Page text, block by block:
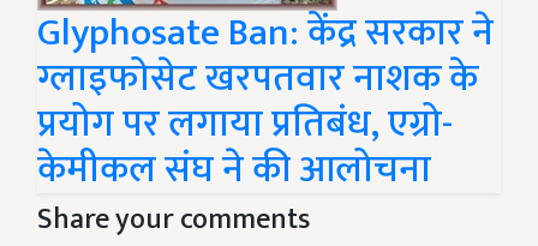
Glyphosate Ban: केंद्र सरकार ने
ग्लाइफोसेट खरपतवार नाशक के
प्रयोग पर लगाया प्रतिबंध, एग्रो-
केमीकल संघ ने की आलोचना
Share your comments